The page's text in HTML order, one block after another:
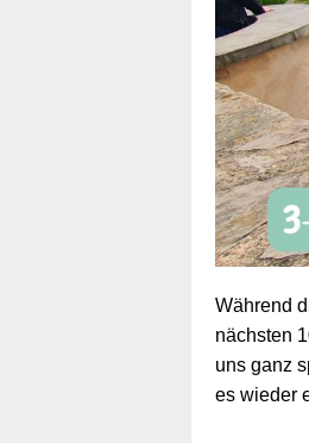
Während
nächsten
uns ganz
es wieder